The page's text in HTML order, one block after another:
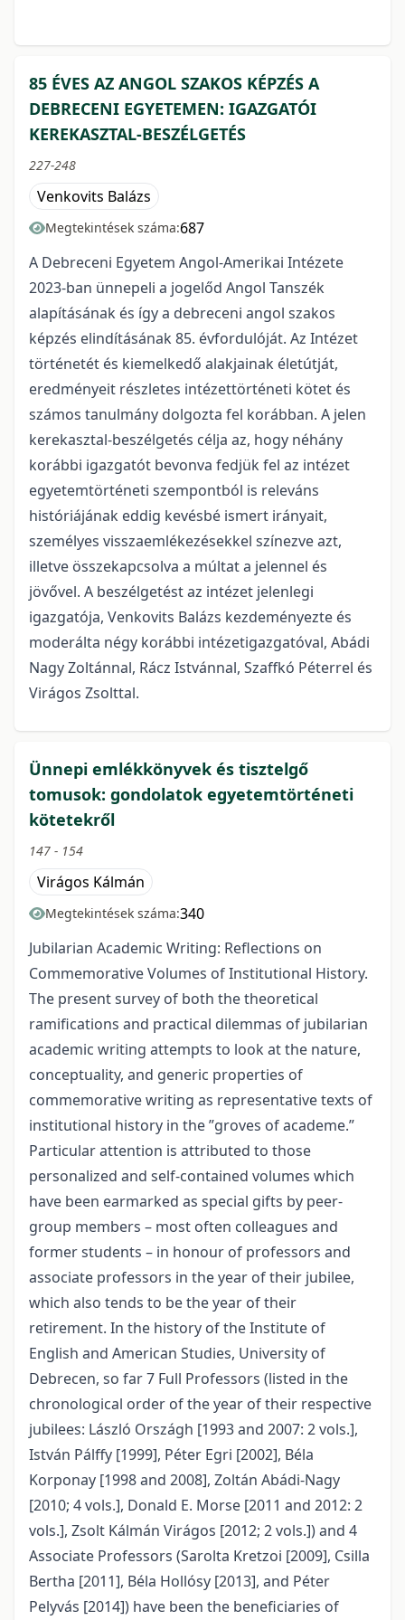
85 ÉVES AZ ANGOL SZAKOS KÉPZÉS A
DEBRECENI EGYETEMEN: IGAZGATÓI
KEREKASZTAL-BESZÉLGETÉS
227-248
Venkovits Balázs
Megtekintések száma:687
A Debreceni Egyetem Angol-Amerikai Intézete
2023-ban ünnepeli a jogelőd Angol Tanszék
alapításának és így a debreceni angol szakos
képzés elindításának 85. évfordulóját. Az Intézet
történetét és kiemelkedő alakjainak életútját,
eredményeit részletes intézettörténeti kötet és
számos tanulmány dolgozta fel korábban. A jelen
kerekasztal-beszélgetés célja az, hogy néhány
korábbi igazgatót bevonva fedjük fel az intézet
egyetemtörténeti szempontból is releváns
históriájának eddig kevésbé ismert irányait,
személyes visszaemlékezésekkel színezve azt,
illetve összekapcsolva a múltat a jelennel és
jövővel. A beszélgetést az intézet jelenlegi
igazgatója, Venkovits Balázs kezdeményezte és
moderálta négy korábbi intézetigazgatóval, Abádi
Nagy Zoltánnal, Rácz Istvánnal, Szaffkó Péterrel és
Virágos Zsolttal.
Ünnepi emlékkönyvek és tisztelgő
tomusok: gondolatok egyetemtörténeti
kötetekről
147 - 154
Virágos Kálmán
Megtekintések száma:340
Jubilarian Academic Writing: Reflections on
Commemorative Volumes of Institutional History.
The present survey of both the theoretical
ramifications and practical dilemmas of jubilarian
academic writing attempts to look at the nature,
conceptuality, and generic properties of
commemorative writing as representative texts of
institutional history in the ”groves of academe.”
Particular attention is attributed to those
personalized and self-contained volumes which
have been earmarked as special gifts by peer-
group members – most often colleagues and
former students – in honour of professors and
associate professors in the year of their jubilee,
which also tends to be the year of their
retirement. In the history of the Institute of
English and American Studies, University of
Debrecen, so far 7 Full Professors (listed in the
chronological order of the year of their respective
jubilees: László Országh [1993 and 2007: 2 vols.],
István Pálffy [1999], Péter Egri [2002], Béla
Korponay [1998 and 2008], Zoltán Abádi-Nagy
[2010; 4 vols.], Donald E. Morse [2011 and 2012: 2
vols.], Zsolt Kálmán Virágos [2012; 2 vols.]) and 4
Associate Professors (Sarolta Kretzoi [2009], Csilla
Bertha [2011], Béla Hollósy [2013], and Péter
Pelyvás [2014]) have been the beneficiaries of